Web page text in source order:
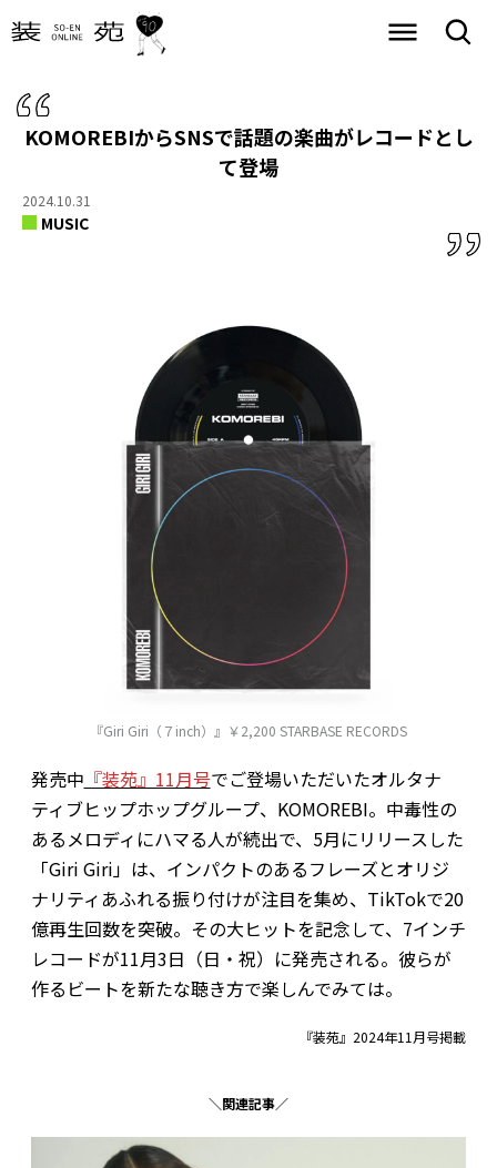
KOMOREBIからSNSで話題の楽曲がレコードとし
て登場
2024.10.31
MUSIC
『Giri Giri（７inch）』￥2,200 STARBASE RECORDS
発売中 『装苑』11月号でご登場いただいたオルタナ
ティブヒップホップグループ、KOMOREBI。中毒性の
あるメロディにハマる人が続出で、5月にリリースした
「Giri Giri」は、インパクトのあるフレーズとオリジ
ナリティあふれる振り付けが注目を集め、TikTokで20
億再生回数を突破。その大ヒットを記念して、7インチ
レコードが11月3日（日・祝）に発売される。彼らが
作るビートを新たな聴き方で楽しんでみては。
『装苑』2024年11月号掲載
＼関連記事／